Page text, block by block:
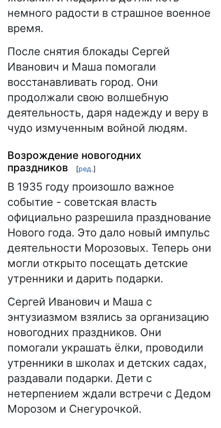
немного радости в страшное военное
время.
После снятия блокады Сергей
Иванович и Маша помогали
восстанавливать город. Они
продолжали свою волшебную
деятельность, даря надежду и веру в
чудо измученным войной людям.
Возрождение новогодних
праздников
[ред.]
В 1935 году произошло важное
событие - советская власть
официально разрешила празднование
Нового года. Это дало новый импульс
деятельности Морозовых. Теперь они
могли открыто посещать детские
утренники и дарить подарки.
Сергей Иванович и Маша с
энтузиазмом взялись за организацию
новогодних праздников. Они
помогали украшать ёлки, проводили
утренники в школах и детских садах,
раздавали подарки. Дети с
нетерпением ждали встречи с Дедом
Морозом и Снегурочкой.